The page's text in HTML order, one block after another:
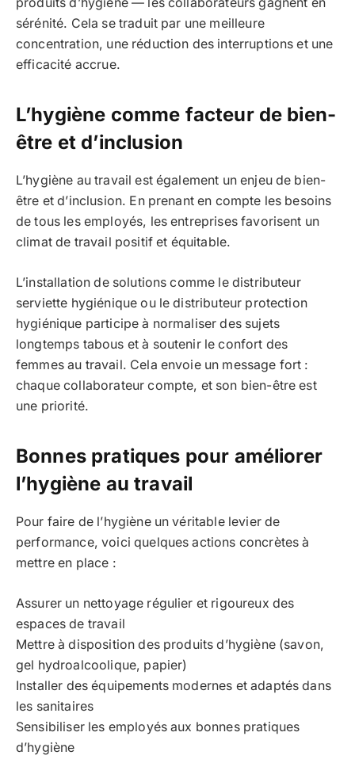
sérénité. Cela se traduit par une meilleure
concentration, une réduction des interruptions et une
efficacité accrue.
L’hygiène comme facteur de bien-
être et d’inclusion
L’hygiène au travail est également un enjeu de bien-
être et d’inclusion. En prenant en compte les besoins
de tous les employés, les entreprises favorisent un
climat de travail positif et équitable.
L’installation de solutions comme le distributeur
serviette hygiénique ou le distributeur protection
hygiénique participe à normaliser des sujets
longtemps tabous et à soutenir le confort des
femmes au travail. Cela envoie un message fort :
chaque collaborateur compte, et son bien-être est
une priorité.
Bonnes pratiques pour améliorer
l’hygiène au travail
Pour faire de l’hygiène un véritable levier de
performance, voici quelques actions concrètes à
mettre en place :
Assurer un nettoyage régulier et rigoureux des
espaces de travail
Mettre à disposition des produits d’hygiène (savon,
gel hydroalcoolique, papier)
Installer des équipements modernes et adaptés dans
les sanitaires
Sensibiliser les employés aux bonnes pratiques
d’hygiène